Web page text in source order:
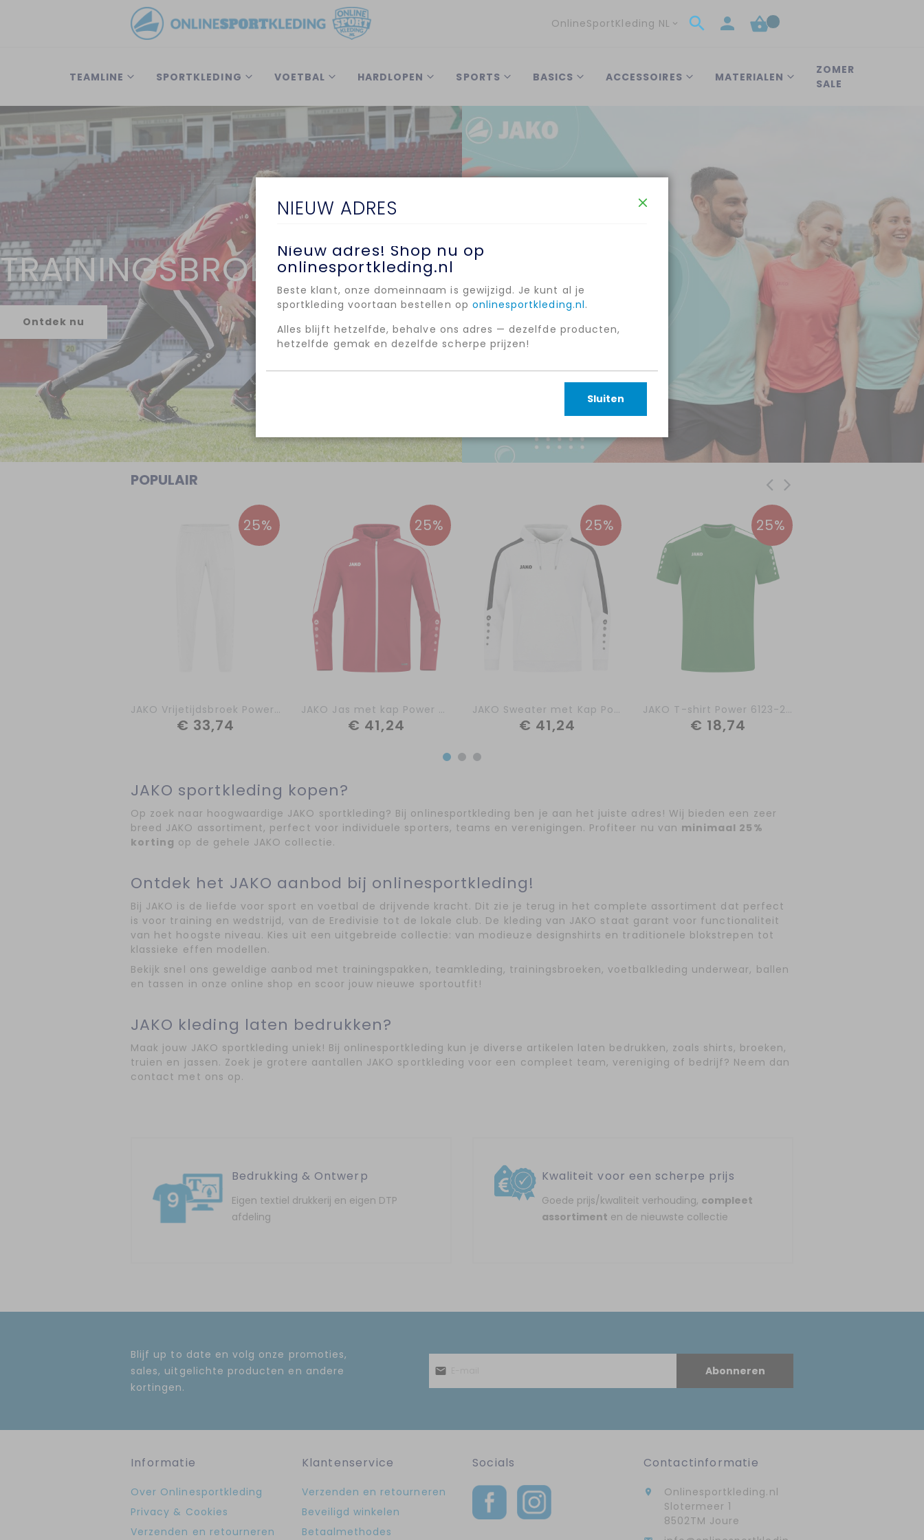
Taal
OnlineSportKleding NL
TEAMLINE SPORTKLEDING VOETBAL HARDLOPEN SPORTS BASICS ACCESSOIRES MATERIALEN
ZOMER
SALE
TRAININGSBROEKEN
Ontdek nu
POPULAIR
25%
JAKO Vrijetijdsbroek Power 6523-000
€ 33,74
25%
JAKO Jas met kap Power 6823-100
€ 41,24
25%
JAKO Sweater met Kap Power 6723-000
€ 41,24
25%
JAKO T-shirt Power 6123-200
€ 18,74
JAKO sportkleding kopen?
Op zoek naar hoogwaardige JAKO sportkleding? Bij onlinesportkleding ben je aan het juiste adres! Wij bieden een zeer
breed JAKO assortiment, perfect voor individuele sporters, teams en verenigingen. Profiteer nu van minimaal 25%
korting op de gehele JAKO collectie.
Ontdek het JAKO aanbod bij onlinesportkleding!
Bij JAKO is de liefde voor sport en voetbal de drijvende kracht. Dit zie je terug in het complete assortiment dat perfect
is voor training en wedstrijd, van de Eredivisie tot de lokale club. De kleding van JAKO staat garant voor functionaliteit
van het hoogste niveau. Kies uit een uitgebreide collectie: van modieuze designshirts en traditionele blokstrepen tot
klassieke effen modellen.
Bekijk snel ons geweldige aanbod met trainingspakken, teamkleding, trainingsbroeken, voetbalkleding underwear, ballen
en tassen in onze online shop en scoor jouw nieuwe sportoutfit!
JAKO kleding laten bedrukken?
Maak jouw JAKO sportkleding uniek! Bij onlinesportkleding kun je diverse artikelen laten bedrukken, zoals shirts, broeken,
truien en jassen. Zoek je grotere aantallen JAKO sportkleding voor een compleet team, vereniging of bedrijf? Neem dan
contact met ons op.
Bedrukking & Ontwerp
Eigen textiel drukkerij en eigen DTP
afdeling
Kwaliteit voor een scherpe prijs
Goede prijs/kwaliteit verhouding, compleet
assortiment en de nieuwste collectie
Blijf up to date en volg onze promoties,
sales, uitgelichte producten en andere
kortingen.
Abonneren
Informatie
Over Onlinesportkleding
Privacy & Cookies
Verzenden en retourneren
Klantenservice
Verzenden en retourneren
Beveiligd winkelen
Betaalmethodes
Socials Contactinformatie

Onlinesportkleding.nl
Slotermeer 1
8502TM Joure
NIEUW ADRES
Nieuw adres! Shop nu op
onlinesportkleding.nl
Beste klant, onze domeinnaam is gewijzigd. Je kunt al je
sportkleding voortaan bestellen op onlinesportkleding.nl.
Alles blijft hetzelfde, behalve ons adres — dezelfde producten,
hetzelfde gemak en dezelfde scherpe prijzen!
Sluiten